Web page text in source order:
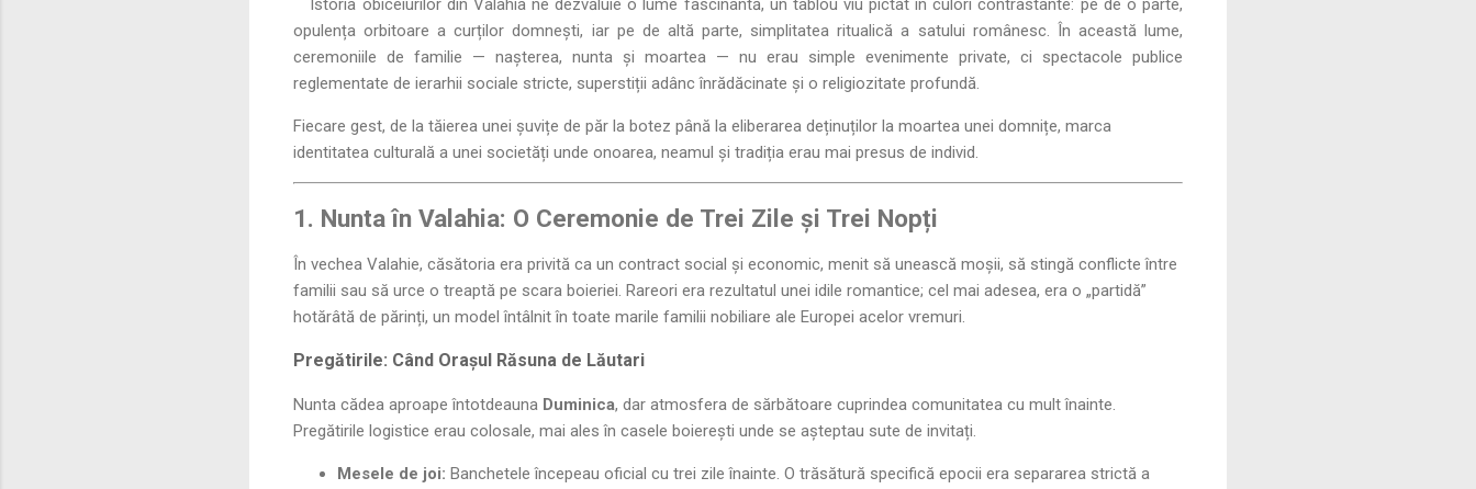
Istoria obiceiurilor din Valahia ne dezvăluie o lume fascinantă, un tablou viu pictat în culori contrastante: pe de o parte,
opulența orbitoare a curților domnești, iar pe de altă parte, simplitatea ritualică a satului românesc. În această lume,
ceremoniile de familie — nașterea, nunta și moartea — nu erau simple evenimente private, ci spectacole publice
reglementate de ierarhii sociale stricte, superstiții adânc înrădăcinate și o religiozitate profundă.
Fiecare gest, de la tăierea unei șuvițe de păr la botez până la eliberarea deținuților la moartea unei domnițe, marca
identitatea culturală a unei societăți unde onoarea, neamul și tradiția erau mai presus de individ.
1. Nunta în Valahia: O Ceremonie de Trei Zile și Trei Nopți
În vechea Valahie, căsătoria era privită ca un contract social și economic, menit să unească moșii, să stingă conflicte între
familii sau să urce o treaptă pe scara boieriei. Rareori era rezultatul unei idile romantice; cel mai adesea, era o „partidă”
hotărâtă de părinți, un model întâlnit în toate marile familii nobiliare ale Europei acelor vremuri.
Pregătirile: Când Orașul Răsuna de Lăutari
Nunta cădea aproape întotdeauna Duminica, dar atmosfera de sărbătoare cuprindea comunitatea cu mult înainte.
Pregătirile logistice erau colosale, mai ales în casele boierești unde se așteptau sute de invitați.
Mesele de joi: Banchetele începeau oficial cu trei zile înainte. O trăsătură specifică epocii era separarea strictă a